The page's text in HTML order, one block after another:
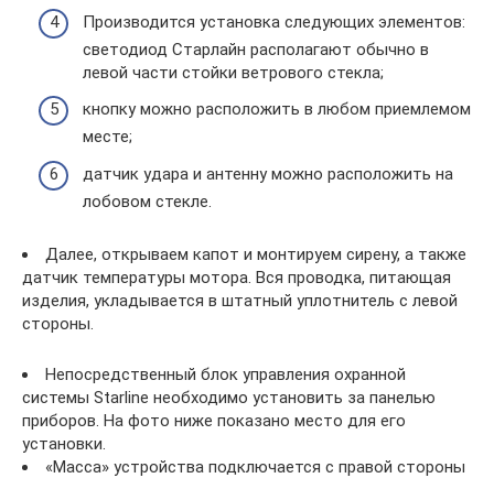
Производится установка следующих элементов:
светодиод Старлайн располагают обычно в
левой части стойки ветрового стекла;
кнопку можно расположить в любом приемлемом
месте;
датчик удара и антенну можно расположить на
лобовом стекле.
Далее, открываем капот и монтируем сирену, а также
датчик температуры мотора. Вся проводка, питающая
изделия, укладывается в штатный уплотнитель с левой
стороны.
Непосредственный блок управления охранной
системы Starline необходимо установить за панелью
приборов. На фото ниже показано место для его
установки.
«Масса» устройства подключается с правой стороны